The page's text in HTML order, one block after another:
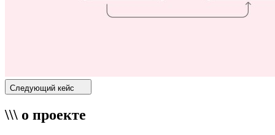
Следующий кейс
\\\ о проекте